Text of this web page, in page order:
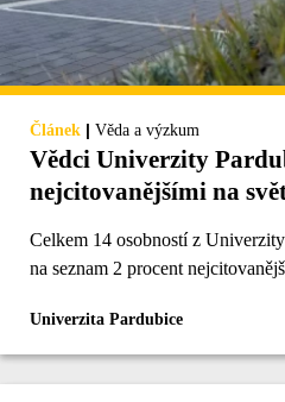
Článek | Věda a výzkum
Vědci Univerzity
nejcitovanějšími na
Celkem 14 osobností z
na seznam 2 procent
Univerzita Pardubice